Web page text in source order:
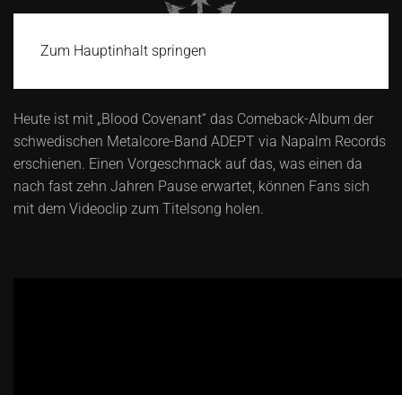
Zum Hauptinhalt springen
Heute ist mit „Blood Covenant“ das Comeback-Album der
schwedischen Metalcore-Band ADEPT via Napalm Records
erschienen. Einen Vorgeschmack auf das, was einen da
nach fast zehn Jahren Pause erwartet, können Fans sich
mit dem Videoclip zum Titelsong holen.